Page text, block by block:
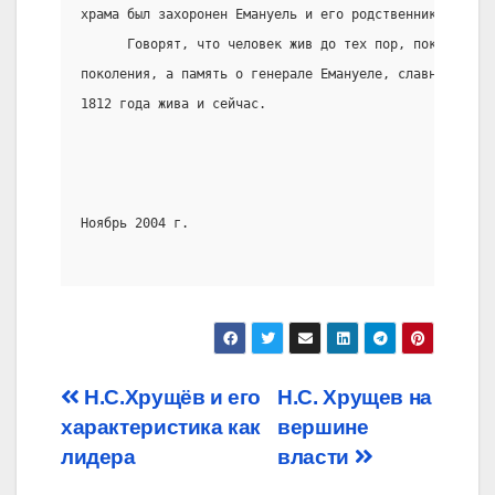
храма был захоронен Емануель и его родственники…
Говорят, что человек жив до тех пор, пока  о
поколения, а память о генерале Емануеле, славном
1812 года жива и сейчас.
Ноябрь 2004 г.
Post
navigation
Н.С. Хрущев на
вершине
власти
Н.С.Хрущёв и его
характеристика как
лидера